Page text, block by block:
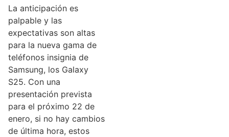
La anticipación es
palpable y las
expectativas son altas
para la nueva gama de
teléfonos insignia de
Samsung, los Galaxy
S25. Con una
presentación prevista
para el próximo 22 de
enero, si no hay cambios
de última hora, estos